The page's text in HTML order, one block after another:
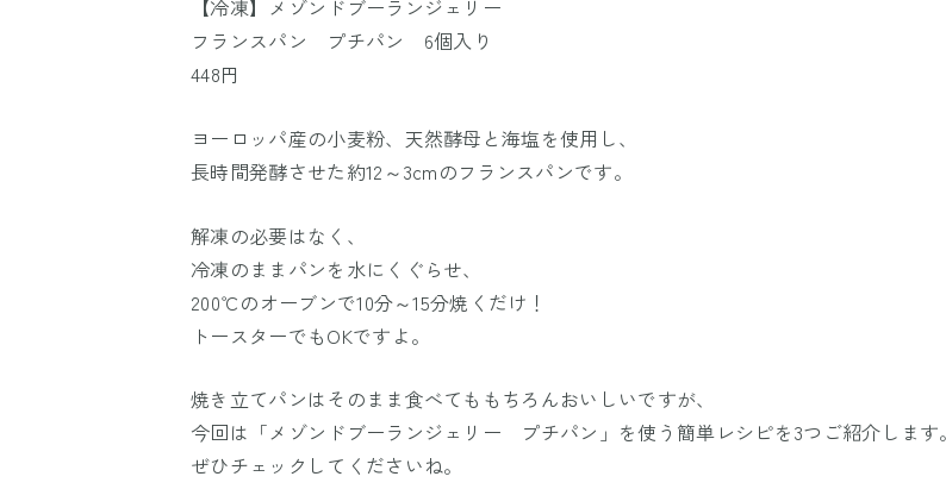
フランスパン プチパン 6個入り
448円
ヨーロッパ産の小麦粉、天然酵母と海塩を使用し、
長時間発酵させた約12～3cmのフランスパンです。
解凍の必要はなく、
冷凍のままパンを水にくぐらせ、
200℃のオーブンで10分～15分焼くだけ！
トースターでもOKですよ。
焼き立てパンはそのまま食べてももちろんおいしいですが、
今回は「メゾンドブーランジェリー プチパン」を使う簡単レシピを3つご紹介します。
ぜひチェックしてくださいね。